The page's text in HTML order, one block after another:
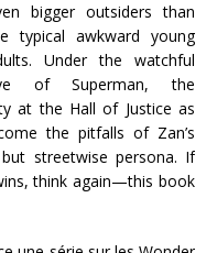
bigger outsiders than
typical awkward young
Under the watchful
of Superman, the
at the Hall of Justice as
the pitfalls of Zan’s
but streetwise persona. If
think again—this book